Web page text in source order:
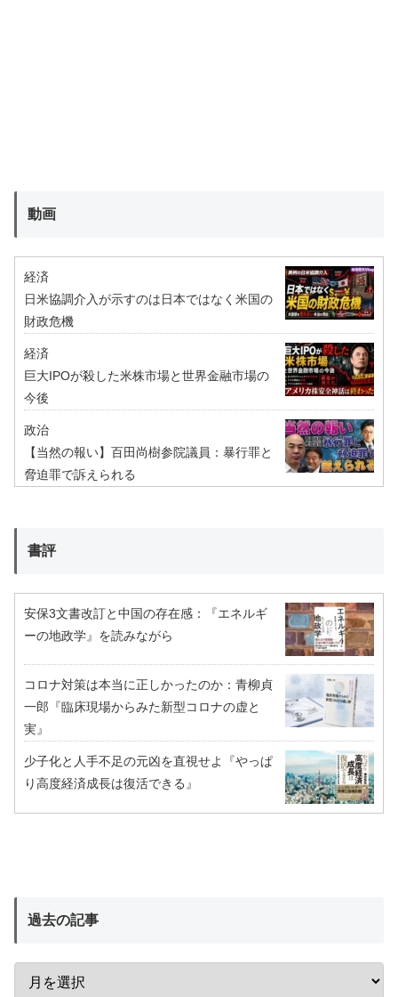
動画
経済
日米協調介入が示すのは日本ではなく米国の
財政危機
経済
巨大IPOが殺した米株市場と世界金融市場の
今後
政治
【当然の報い】百田尚樹参院議員：暴行罪と
脅迫罪で訴えられる
書評
安保3文書改訂と中国の存在感：『エネルギ
ーの地政学』を読みながら
コロナ対策は本当に正しかったのか：青柳貞
一郎『臨床現場からみた新型コロナの虚と
実』
少子化と人手不足の元凶を直視せよ『やっぱ
り高度経済成長は復活できる』
過去の記事